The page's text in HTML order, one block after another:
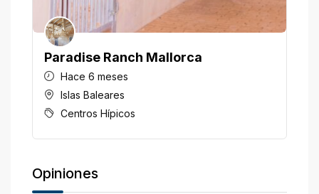
Paradise Ranch Mallorca
Hace 6 meses
Islas Baleares
Centros Hípicos
Opiniones